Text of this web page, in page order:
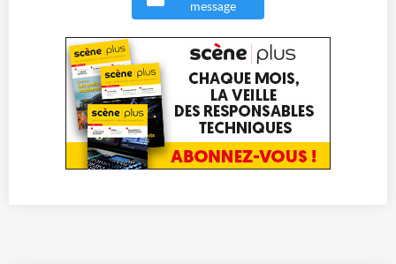
message